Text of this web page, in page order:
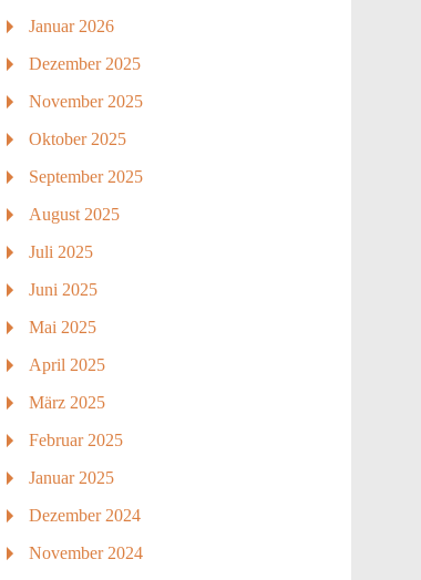
Januar 2026
Dezember 2025
November 2025
Oktober 2025
September 2025
August 2025
Juli 2025
Juni 2025
Mai 2025
April 2025
März 2025
Februar 2025
Januar 2025
Dezember 2024
November 2024